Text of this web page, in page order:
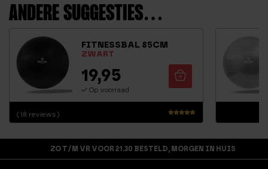
ANDERE SUGGESTIES…
FITNESSBAL 85CM
ZWART
uit 5
(18 reviews)
19,95
Op voorraad
ZO T/M VR VOOR 21.30 BESTELD, MORGEN IN HUIS